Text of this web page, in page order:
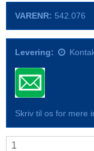
VARENR: 542.076
Levering:
Skriv til os for mere